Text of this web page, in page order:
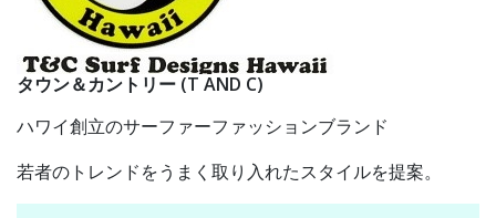
タウン＆カントリー (T AND C)
ハワイ創立のサーファーファッションブランド
若者のトレンドをうまく取り入れたスタイルを提案。